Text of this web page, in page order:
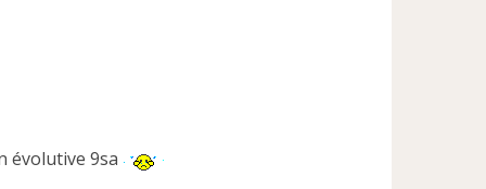
évolutive 9sa